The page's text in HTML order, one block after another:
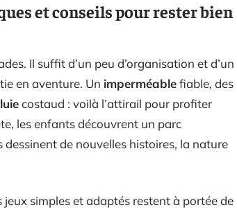
et conseils pour rester bien
Il suffit d’un peu d’organisation et d’un
en aventure. Un imperméablefiable, des
costaud : voilà l’attirail pour profiter
les enfants découvrent un parc
de nouvelles histoires, la nature
simples et adaptés restent à portée de